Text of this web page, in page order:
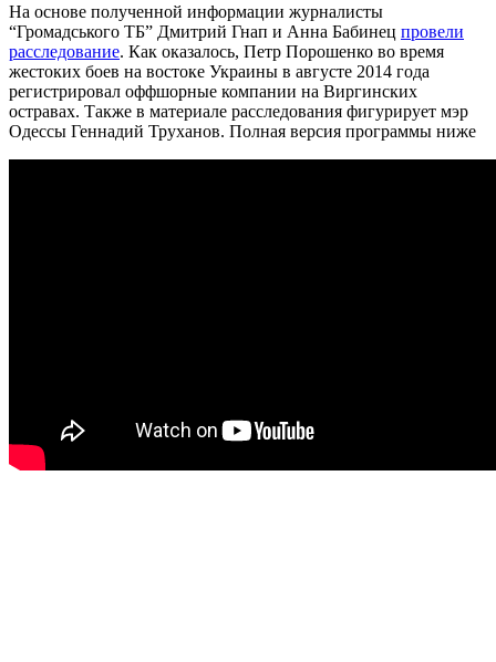
На основе полученной информации журналисты
“Громадського ТБ” Дмитрий Гнап и Анна Бабинец провели
расследование. Как оказалось, Петр Порошенко во время
жестоких боев на востоке Украины в августе 2014 года
регистрировал оффшорные компании на Виргинских
остравах. Также в материале расследования фигурирует мэр
Одессы Геннадий Труханов. Полная версия программы ниже